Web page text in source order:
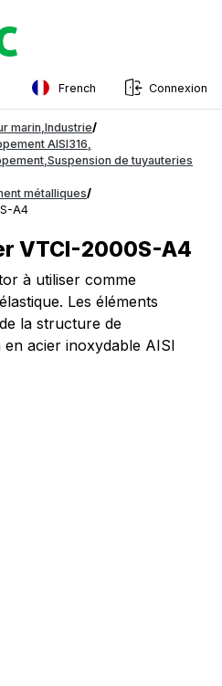
French
English
Swedish
Norwegian
Estonian
Finnish
Danish
Connexion
marin Industrie/
AISI316
Suspension de tuyauteries
métalliques/
A4
VTCI-2000S-A4
à utiliser comme
Les éléments
la structure de
acier inoxydable AISI